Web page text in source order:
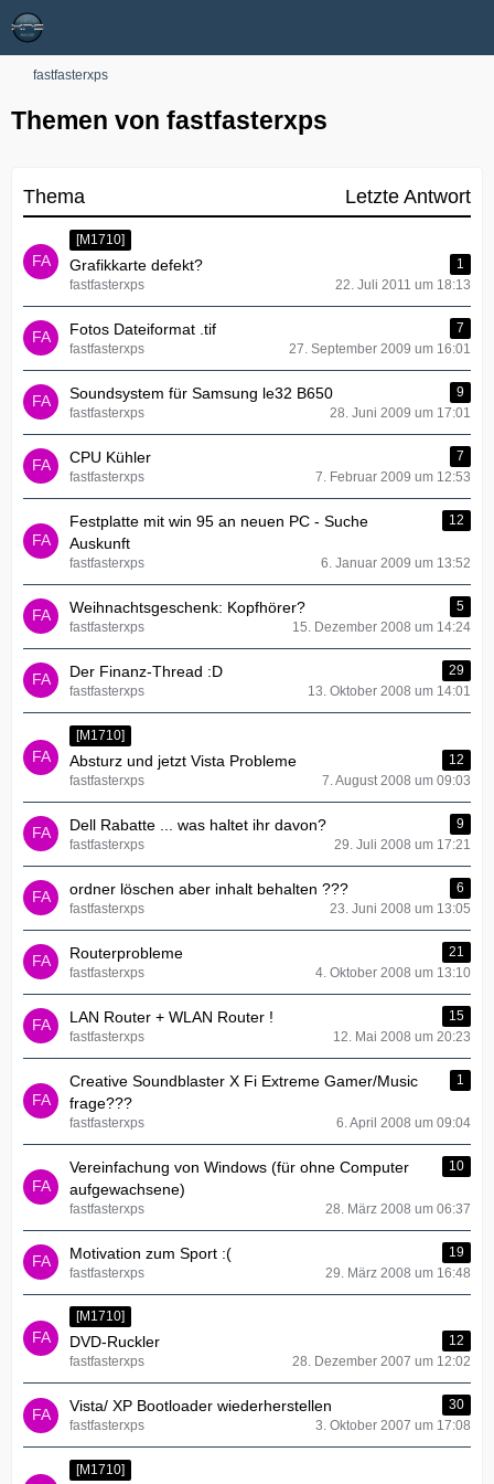
fastfasterxps
Themen von fastfasterxps
Thema Letzte Antwort
[M1710]
Grafikkarte defekt?
1
fastfasterxps
22. Juli 2011 um 18:13
Fotos Dateiformat .tif
7
fastfasterxps
27. September 2009 um 16:01
Soundsystem für Samsung le32 B650
9
fastfasterxps
28. Juni 2009 um 17:01
CPU Kühler
7
fastfasterxps
7. Februar 2009 um 12:53
Festplatte mit win 95 an neuen PC - Suche
Auskunft
12
fastfasterxps 6. Januar 2009 um 13:52
Weihnachtsgeschenk: Kopfhörer?
5
fastfasterxps
15. Dezember 2008 um 14:24
Der Finanz-Thread :D
29
fastfasterxps
13. Oktober 2008 um 14:01
[M1710]
Absturz und jetzt Vista Probleme
12
fastfasterxps
7. August 2008 um 09:03
Dell Rabatte ... was haltet ihr davon?
9
fastfasterxps
29. Juli 2008 um 17:21
ordner löschen aber inhalt behalten ???
6
fastfasterxps
23. Juni 2008 um 13:05
Routerprobleme
21
fastfasterxps
4. Oktober 2008 um 13:10
LAN Router + WLAN Router !
15
fastfasterxps
12. Mai 2008 um 20:23
Creative Soundblaster X Fi Extreme Gamer/Music
frage???
1
fastfasterxps 6. April 2008 um 09:04
Vereinfachung von Windows (für ohne Computer
aufgewachsene)
10
fastfasterxps 28. März 2008 um 06:37
Motivation zum Sport :(
19
fastfasterxps
29. März 2008 um 16:48
[M1710]
DVD-Ruckler
12
fastfasterxps
28. Dezember 2007 um 12:02
Vista/ XP Bootloader wiederherstellen
30
fastfasterxps
3. Oktober 2007 um 17:08
[M1710]